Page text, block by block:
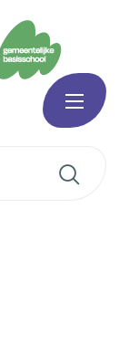
MENU